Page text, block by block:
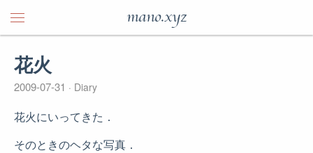
mano.xyz
花火
2009-07-31 Diary
花火にいってきた．
そのときのヘタな写真．